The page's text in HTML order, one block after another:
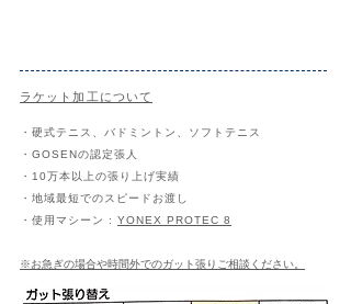
ラケット加工について
・硬式テニス、バドミントン、ソフトテニス
・GOSENの認定張人
・10万本以上の張り上げ実績
・地域最短でのスピードお渡し
・使用マシーン : YONEX PROTEC 8
※お急ぎの場合や時間外でのガット張りご相談ください。